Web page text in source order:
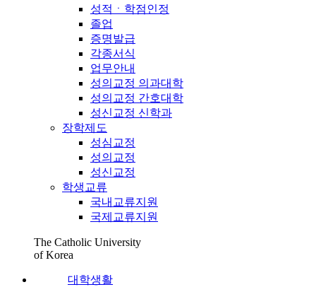
성적ㆍ학점인정
졸업
증명발급
각종서식
업무안내
성의교정 의과대학
성의교정 간호대학
성신교정 신학과
장학제도
성심교정
성의교정
성신교정
학생교류
국내교류지원
국제교류지원
The Catholic University
of Korea
대학생활